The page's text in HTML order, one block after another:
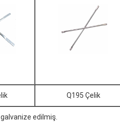
Q195 Çelik
edilmiş.